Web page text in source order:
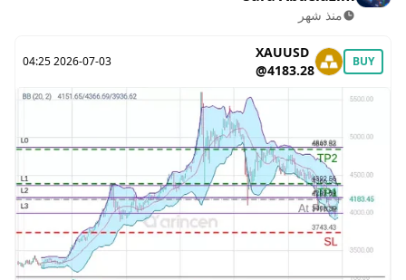
منذ شهر
BUY
XAUUSD
@4183.28
2026-07-03 04:25